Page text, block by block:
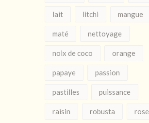
lait litchi mangue
maté nettoyage
noix de coco orange
papaye passion
pastilles puissance
raisin robusta rose